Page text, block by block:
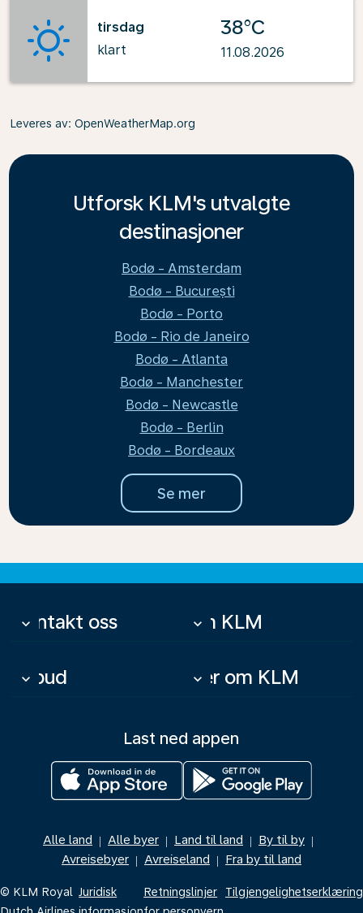
tirsdag
klart
38°C
11.08.2026
Leveres av: OpenWeatherMap.org
Utforsk KLM's utvalgte
destinasjoner
Bodø - Amsterdam
Bodø - București
Bodø - Porto
Bodø - Rio de Janeiro
Bodø - Atlanta
Bodø - Manchester
Bodø - Newcastle
Bodø - Berlin
Bodø - Bordeaux
Se mer
Kontakt oss
keyboard_arrow_down Om KLM
keyboard_arrow_down
Tilbud
keyboard_arrow_down Mer om KLM
keyboard_arrow_down
Last ned appen
Alle land | Alle byer | Land til land | By til by |
Avreisebyer | Avreiseland | Fra by til land
© KLM Royal
Juridisk
Retningslinjer
Tilgjengelighetserklæring